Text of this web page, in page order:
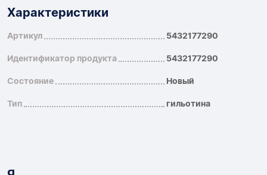
Характеристики
Артикул 5432177290
Идентификатор продукта 5432177290
Состояние Новый
Тип гильотина